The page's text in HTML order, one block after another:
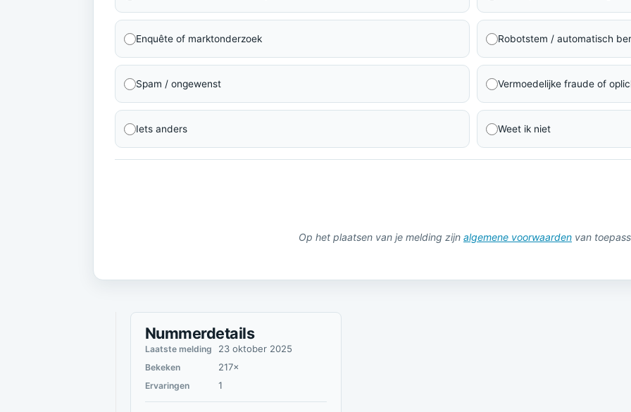
Enquête of marktonderzoek Robotstem / automatisch
Spam / ongewenst Vermoedelijke fraude of
Iets anders Weet ik niet
Op het plaatsen van je melding zijn algemene voorwaarden van
Nummerdetails
Laatste melding 23 oktober 2025
Bekeken 217×
Ervaringen 1